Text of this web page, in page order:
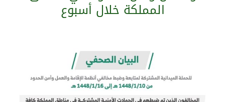
المملكة خلال أسبوع